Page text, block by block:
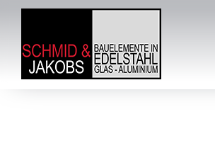
Zum
springen